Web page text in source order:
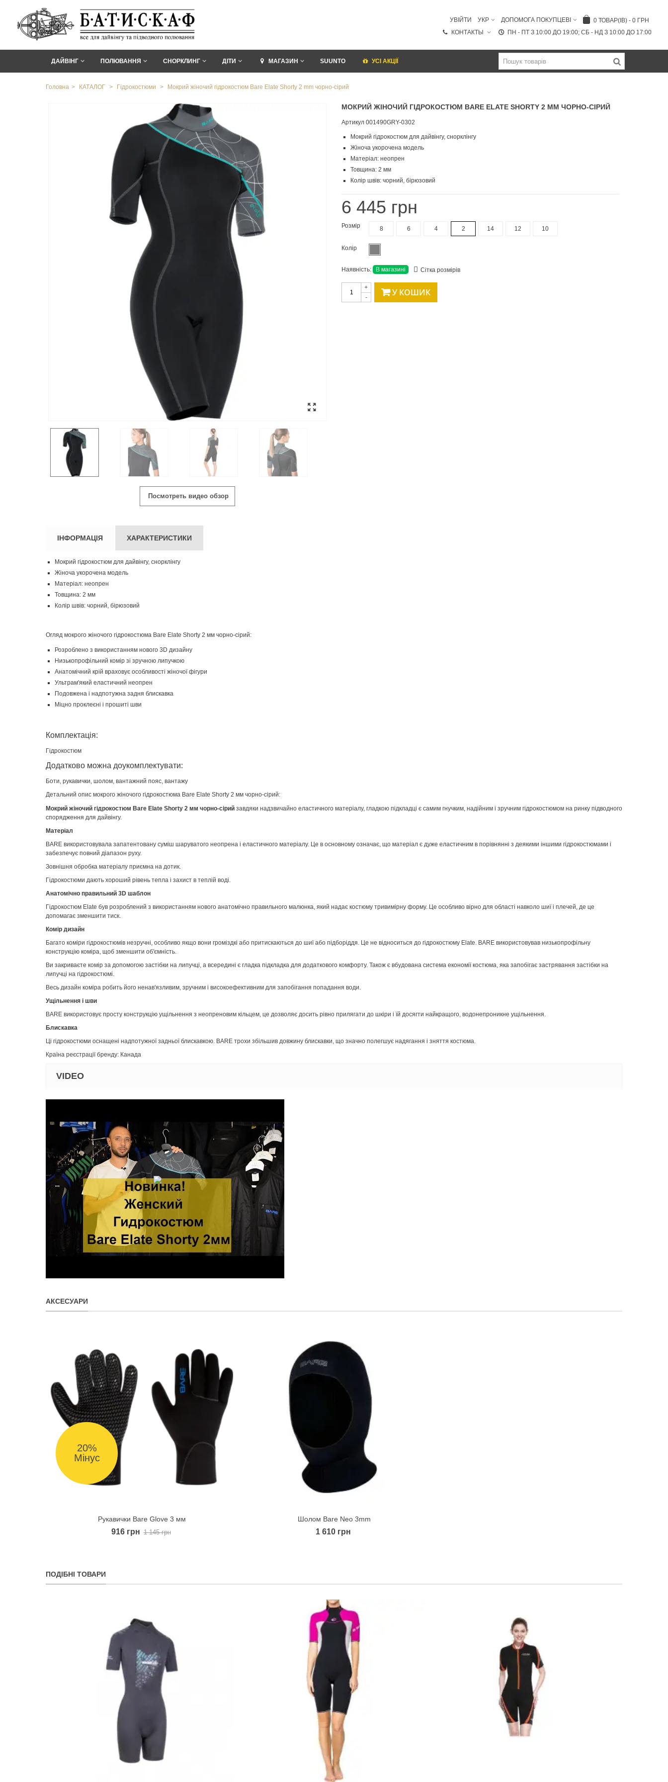
0 ТОВАР(ІВ) - 0 ГРН
ДОПОМОГА ПОКУПЦЕВІ
УКР
УВІЙТИ
ПН - ПТ З 10:00 ДО 19:00; СБ - НД З 10:00 ДО 17:00
КОНТАКТЫ
ДАЙВІНГ ПОЛЮВАННЯ СНОРКЛИНГ ДІТИ МАГАЗИН SUUNTO УСI АКЦІЇ
Головна > КАТАЛОГ > Гідрокостюми > Мокрий жіночий гідрокостюм Bare Elate Shorty 2 mm чорно-сірий
Посмотреть видео обзор
МОКРИЙ ЖІНОЧИЙ ГІДРОКОСТЮМ BARE ELATE SHORTY 2 MM ЧОРНО-СІРИЙ
Артикул 001490GRY-0302
Мокрий гідрокостюм для дайвінгу, снорклінгу
Жіноча укорочена модель
Матеріал: неопрен
Товщина: 2 мм
Колір швів: чорний, бірюзовий
6 445 грн
Розмір 8 6 4 2 14 12 10
Колір
Наявність: В магазині Сітка розмірів
-
+ У КОШИК
ІНФОРМАЦІЯ ХАРАКТЕРИСТИКИ
Мокрий гідрокостюм для дайвінгу, снорклінгу
Жіноча укорочена модель
Матеріал: неопрен
Товщина: 2 мм
Колір швів: чорний, бірюзовий
Огляд мокрого жіночого гідрокостюма Bare Elate Shorty 2 мм чорно-сірий:
Розроблено з використанням нового 3D дизайну
Низькопрофільний комір зі зручною липучкою
Анатомічний крій враховує особливості жіночої фігури
Ультрам'який еластичний неопрен
Подовжена і надпотужна задня блискавка
Міцно проклеєні і прошиті шви
Комплектація:
Гідрокостюм
Додатково можна доукомплектувати:
Боти, рукавички, шолом, вантажний пояс, вантажу
Детальний опис мокрого жіночого гідрокостюма Bare Elate Shorty 2 мм чорно-сірий:
Мокрий жіночий гідрокостюм Bare Elate Shorty 2 мм чорно-сірий завдяки надзвичайно еластичного матеріалу, гладкою підкладці є самим гнучким, надійним і зручним гідрокостюмом на ринку підводного
спорядження для дайвінгу.
Матеріал
BARE використовувала запатентовану суміш шаруватого неопрена і еластичного матеріалу. Це в основному означає, що матеріал є дуже еластичним в порівнянні з деякими іншими гідрокостюмами і
забезпечує повний діапазон руху.
Зовнішня обробка матеріалу приємна на дотик.
Гідрокостюми дають хороший рівень тепла і захист в теплій воді.
Анатомічно правильний 3D шаблон
Гідрокостюм Elate був розроблений з використанням нового анатомічно правильного малюнка, який надає костюму тривимірну форму. Це особливо вірно для області навколо шиї і плечей, де це
допомагає зменшити тиск.
Комір дизайн
Багато коміри гідрокостюмів незручні, особливо якщо вони громіздкі або притискаються до шиї або підборіддя. Це не відноситься до гідрокостюму Elate. BARE використовував низькопрофільну
конструкцію коміра, щоб зменшити об'ємність.
Ви закриваєте комір за допомогою застібки на липучці, а всередині є гладка підкладка для додаткового комфорту. Також є вбудована система економії костюма, яка запобігає застрявання застібки на
липучці на гідрокостюмі.
Весь дизайн коміра робить його ненав'язливим, зручним і високоефективним для запобігання попадання води.
Ущільнення і шви
BARE використовує просту конструкцію ущільнення з неопреновим кільцем, це дозволяє досить рівно прилягати до шкіри і їй досягти найкращого, водонепроникне ущільнення.
Блискавка
Ці гідрокостюми оснащені надпотужної задньої блискавкою. BARE трохи збільшив довжину блискавки, що значно полегшує надягання і зняття костюма.
Країна реєстрації бренду: Канада
VIDEO
АКСЕСУАРИ
20%
Мінус
Quick view
Рукавички Bare Glove 3 мм
916 грн 1 145 грн
Quick view
Шолом Bare Neo 3mm
1 610 грн
ПОДІБНІ ТОВАРИ